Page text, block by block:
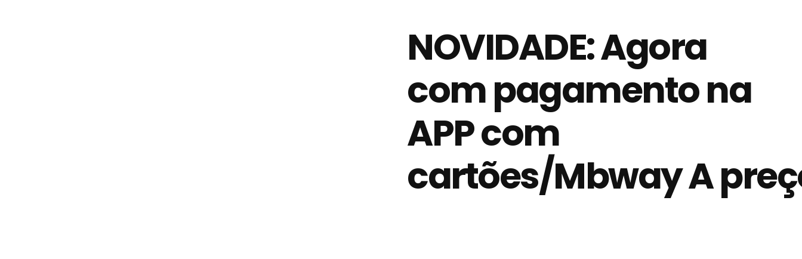
NOVIDADE: Agora
com pagamento na
APP com
cartões/Mbway A